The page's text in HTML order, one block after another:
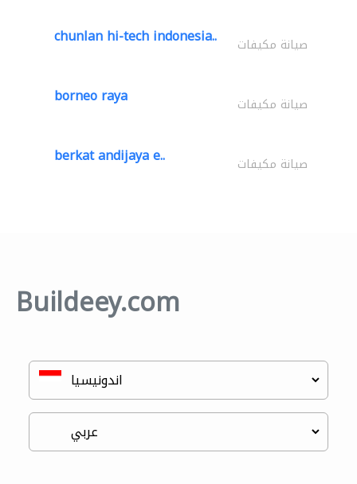
chunlan hi-tech indonesia.. صيانة مكيفات
borneo raya صيانة مكيفات
berkat andijaya e.. صيانة مكيفات
Buildeey.com